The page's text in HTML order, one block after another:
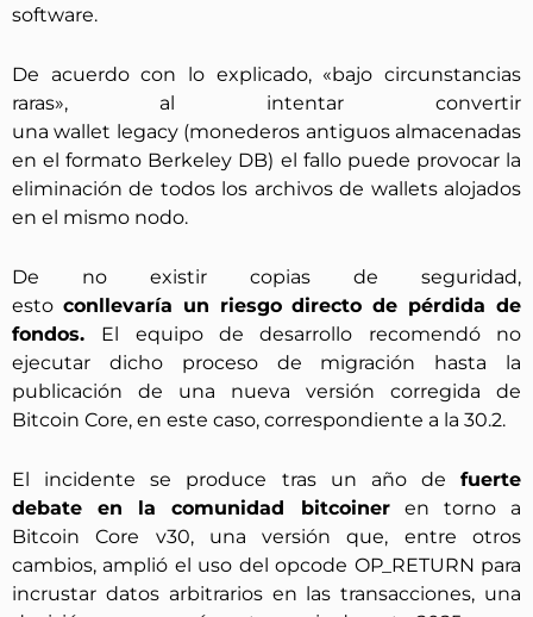
software.
De acuerdo con lo explicado, «bajo circunstancias
raras», al intentar convertir
una wallet legacy (monederos antiguos almacenadas
en el formato Berkeley DB) el fallo puede provocar la
eliminación de todos los archivos de wallets alojados
en el mismo nodo.
De no existir copias de seguridad,
esto conllevaría un riesgo directo de pérdida de
fondos. El equipo de desarrollo recomendó no
ejecutar dicho proceso de migración hasta la
publicación de una nueva versión corregida de
Bitcoin Core, en este caso, correspondiente a la 30.2.
El incidente se produce tras un año de fuerte
debate en la comunidad bitcoineren torno a
Bitcoin Core v30, una versión que, entre otros
cambios, amplió el uso del opcode OP_RETURN para
incrustar datos arbitrarios en las transacciones, una